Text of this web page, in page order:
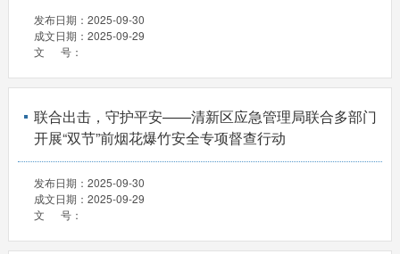
发布日期： 2025-09-30
成文日期： 2025-09-29
文 号：
联合出击，守护平安——清新区应急管理局联合多部门
开展“双节”前烟花爆竹安全专项督查行动
发布日期： 2025-09-30
成文日期： 2025-09-29
文 号：